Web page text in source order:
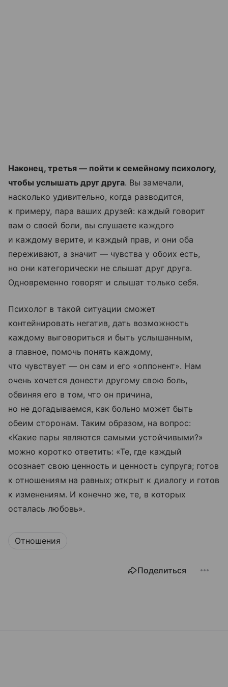
Наконец, третья — пойти к семейному психологу,
чтобы услышать друг друга. Вы замечали,
насколько удивительно, когда разводится,
к примеру, пара ваших друзей: каждый говорит
вам о своей боли, вы слушаете каждого
и каждому верите, и каждый прав, и они оба
переживают, а значит — чувства у обоих есть,
но они категорически не слышат друг друга.
Одновременно говорят и слышат только себя.
Психолог в такой ситуации сможет
контейнировать негатив, дать возможность
каждому выговориться и быть услышанным,
а главное, помочь понять каждому,
что чувствует — он сам и его «оппонент». Нам
очень хочется донести другому свою боль,
обвиняя его в том, что он причина,
но не догадываемся, как больно может быть
обеим сторонам. Таким образом, на вопрос:
«Какие пары являются самыми устойчивыми?»
можно коротко ответить: «Те, где каждый
осознает свою ценность и ценность супруга; готов
к отношениям на равных; открыт к диалогу и готов
к изменениям. И конечно же, те, в которых
осталась любовь».
Отношения
Поделиться